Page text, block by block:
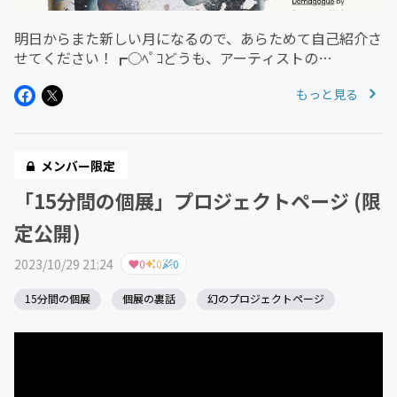
明日からまた新しい月になるので、あらためて自己紹介さ
せてください！┏○ﾍﾟｺどうも、アーティストの
業してから高校へは進学せず、色々とアルバイトしながら
もっと見る
メンバー限定
「15分間の個展」プロジェクトページ (限
定公開)
2023/10/29 21:24 0 0 0
15分間の個展 個展の裏話 幻のプロジェクトページ